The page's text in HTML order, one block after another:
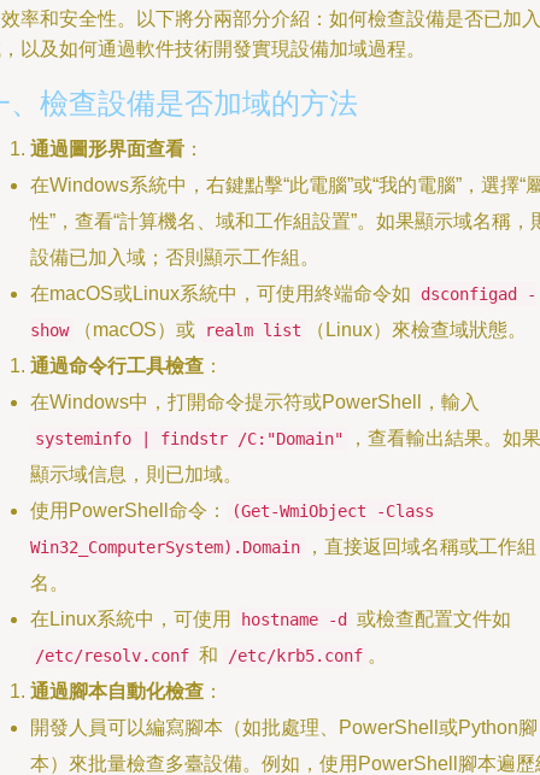
率和安全性。以下將分兩部分介紹：如何檢查設備是否已加入
以及如何通過軟件技術開發實現設備加域過程。
、檢查設備是否加域的方法
通過圖形界面查看 ：
在Windows系統中，右鍵點擊“此電腦”或“我的電腦”，選擇“
性”，查看“計算機名、域和工作組設置”。如果顯示域名稱，
設備已加入域；否則顯示工作組。
在macOS或Linux系統中，可使用終端命令如
dsconfigad -
show
（macOS）或 realm list
（Linux）來檢查域狀態。
通過命令行工具檢查 ：
在Windows中，打開命令提示符或PowerShell，輸入
systeminfo | findstr /C:"Domain"
，查看輸出結果。如果
顯示域信息，則已加域。
使用PowerShell命令：
(Get-WmiObject -Class
Win32_ComputerSystem).Domain
，直接返回域名稱或工作組
名。
在Linux系統中，可使用
hostname -d 或檢查配置文件如
/etc/resolv.conf 和 /etc/krb5.conf 。
通過腳本自動化檢查 ：
開發人員可以編寫腳本（如批處理、PowerShell或Python腳
本）來批量檢查多臺設備。例如，使用PowerShell腳本遍歷